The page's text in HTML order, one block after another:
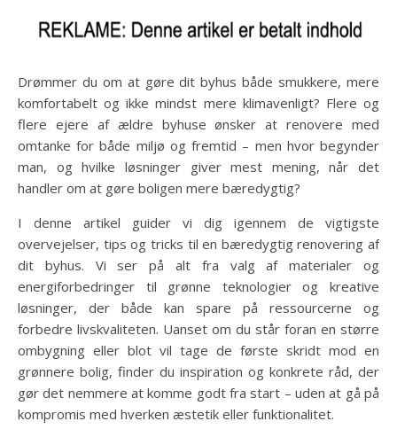
Drømmer du om at gøre dit byhus både smukkere, mere
komfortabelt og ikke mindst mere klimavenligt? Flere og
flere ejere af ældre byhuse ønsker at renovere med
omtanke for både miljø og fremtid – men hvor begynder
man, og hvilke løsninger giver mest mening, når det
handler om at gøre boligen mere bæredygtig?
I denne artikel guider vi dig igennem de vigtigste
overvejelser, tips og tricks til en bæredygtig renovering af
dit byhus. Vi ser på alt fra valg af materialer og
energiforbedringer til grønne teknologier og kreative
løsninger, der både kan spare på ressourcerne og
forbedre livskvaliteten. Uanset om du står foran en større
ombygning eller blot vil tage de første skridt mod en
grønnere bolig, finder du inspiration og konkrete råd, der
gør det nemmere at komme godt fra start – uden at gå på
kompromis med hverken æstetik eller funktionalitet.